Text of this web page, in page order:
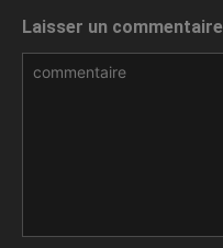
Laisser un commentaire